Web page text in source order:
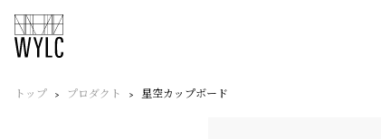
トップ プロダクト 星空カップボード